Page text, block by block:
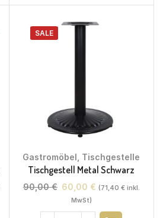
SALE
Gastromöbel Tischgestelle
Tischgestell Metal Schwarz
90,00€ 60,00 € (71,40 €inkl.
MwSt)